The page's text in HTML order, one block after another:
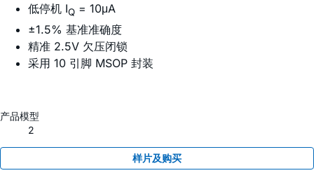
低停机 IQ = 10μA
±1.5% 基准准确度
精准 2.5V 欠压闭锁
采用 10 引脚 MSOP 封装
产品模型
2
样片及购买